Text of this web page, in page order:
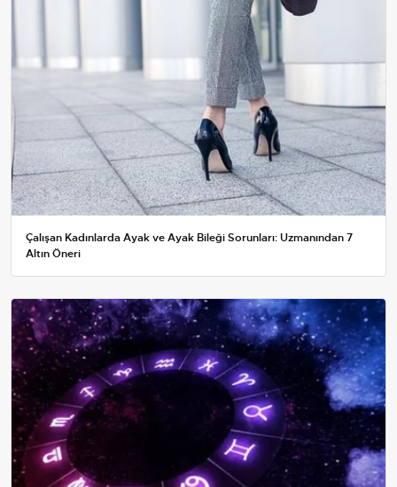
Çalışan Kadınlarda Ayak ve Ayak Bileği Sorunları: Uzmanından 7
Altın Öneri